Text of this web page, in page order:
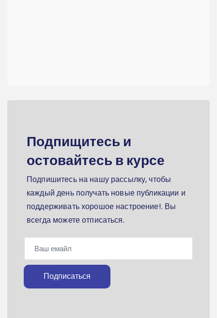
Подпищитесь и
остовайтесь в курсе
Подпишитесь на нашу рассылку, чтобы
каждый день получать новые публикации и
поддерживать хорошое настроение!. Вы
всегда можете отписаться.
Подписаться